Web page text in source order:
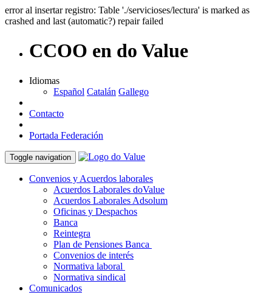
error al insertar registro: Table './servicioses/lectura' is marked as
crashed and last (automatic?) repair failed
CCOO en do Value
Idiomas
Español Catalán Gallego
Contacto
Portada Federación
Toggle navigation
Convenios y Acuerdos laborales
Acuerdos Laborales doValue
Acuerdos Laborales Adsolum
Oficinas y Despachos
Banca
Reintegra
Plan de Pensiones Banca
Convenios de interés
Normativa laboral
Normativa sindical
Comunicados